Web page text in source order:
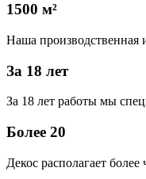
1500 м²
Наша производственная
За 18 лет
За 18 лет работы мы
Более 20
Декос располагает